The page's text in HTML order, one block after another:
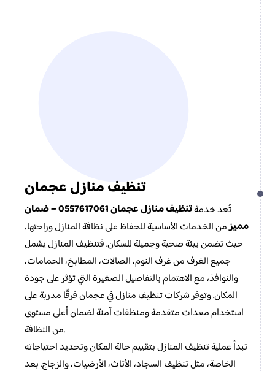
تنظيف منازل عجمان
تُعد خدمةتنظيف منازل عجمان
0557617061 – ضمان
مميزمن الخدمات الأساسية للحفاظ على نظافة المنازل وراحتها،
حيث تضمن بيئة صحية وجميلة للسكان. فتنظيف المنازل يشمل
جميع الغرف من غرف النوم، الصالات، المطابخ، الحمامات،
والنوافذ، مع الاهتمام بالتفاصيل الصغيرة التي تؤثر على جودة
المكان. وتوفر شركات تنظيف منازل في عجمان فرقًا مدربة على
استخدام معدات متقدمة ومنظفات آمنة لضمان أعلى مستوى
من النظافة.
تبدأ عملية تنظيف المنازل بتقييم حالة المكان وتحديد احتياجاته
الخاصة، مثل تنظيف السجاد، الأثاث، الأرضيات، والزجاج. بعد